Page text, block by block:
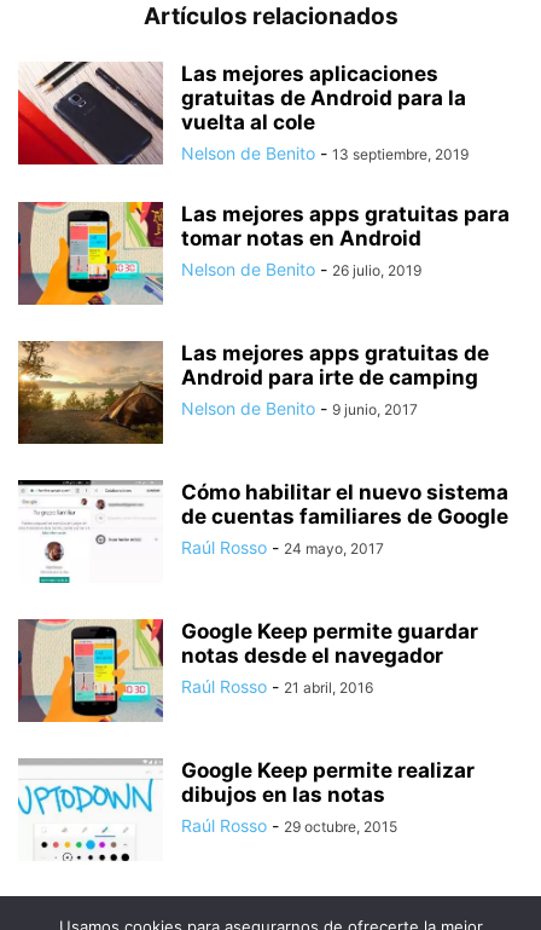
Artículos relacionados
Las mejores aplicaciones
gratuitas de Android para la
vuelta al cole
Nelson de Benito - 13 septiembre, 2019
Las mejores apps gratuitas para
tomar notas en Android
Nelson de Benito - 26 julio, 2019
Las mejores apps gratuitas de
Android para irte de camping
Nelson de Benito - 9 junio, 2017
Cómo habilitar el nuevo sistema
de cuentas familiares de Google
Raúl Rosso - 24 mayo, 2017
Google Keep permite guardar
notas desde el navegador
Raúl Rosso - 21 abril, 2016
Google Keep permite realizar
dibujos en las notas
Raúl Rosso - 29 octubre, 2015